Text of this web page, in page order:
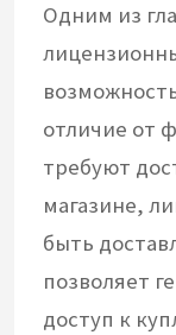
Одним из
отличие от
требуют
магазине,
быть
позволяет
доступ к